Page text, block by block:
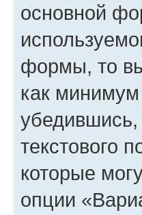
основной
формы, то
как минимум
убедившись,
текстового
которые
опции